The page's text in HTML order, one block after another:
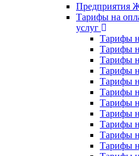
Предприятия
Тарифы на
услуг
Тарифы
Тарифы
Тарифы
Тарифы
Тарифы
Тарифы
Тарифы
Тарифы
Тарифы
Тарифы
Тарифы